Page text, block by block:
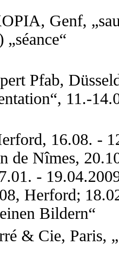
Genf,
Pfab,
11.-
16.08. -
de Nîmes,
-
Herford;
Bildern“
& Cie, Paris,